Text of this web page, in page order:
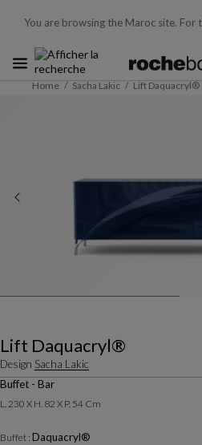
You are browsing the Maroc site. For
Home Sacha Lakic Lift Daquacryl®
Lift Daquacryl®
Design Sacha Lakic
Buffet - Bar
L. 230 X H. 82 X P. 54 Cm
Buffet : Daquacryl®